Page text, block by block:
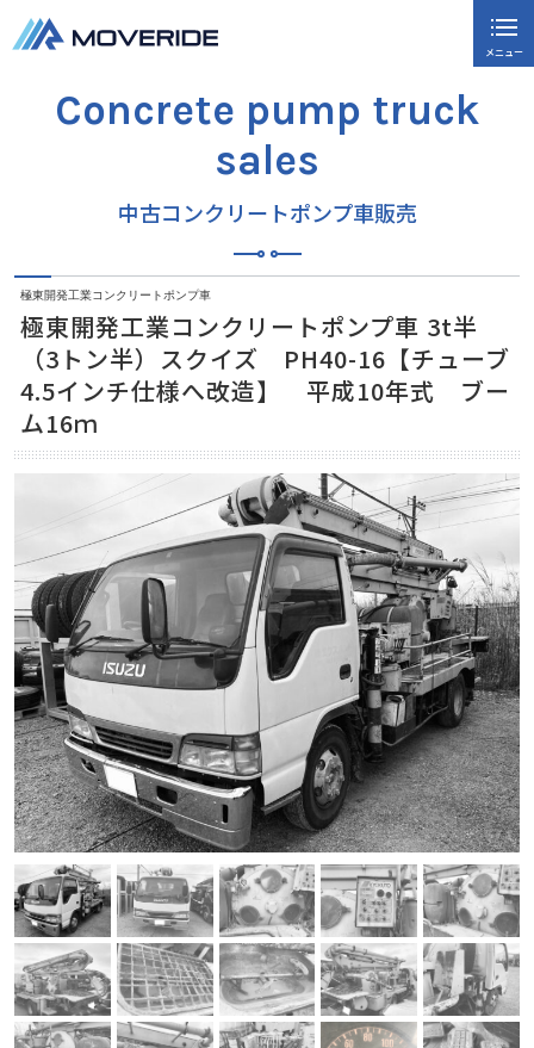
メニュー
閉じる
ホーム
中古コンクリートポンプ車販売
コンクリートポンプ車高価買取
ご購入までの流れ
会社概要
お問い合わせ
プライバシーポリシー
045-900-8604
月～土曜日（祝祭日を除く）お電話は年中無休でお待ちしてお
ります♪
8：30～ 19：00
商品や買取のご相談はどうぞお気楽にお問い合わせくださ
い！
閉じる
Concrete pump truck
sales
中古コンクリートポンプ車販売
極東開発工業コンクリートポンプ車
極東開発工業コンクリートポンプ車 3t半
（3トン半）スクイズ PH40-16【チューブ
4.5インチ仕様へ改造】 平成10年式 ブー
ム16ｍ